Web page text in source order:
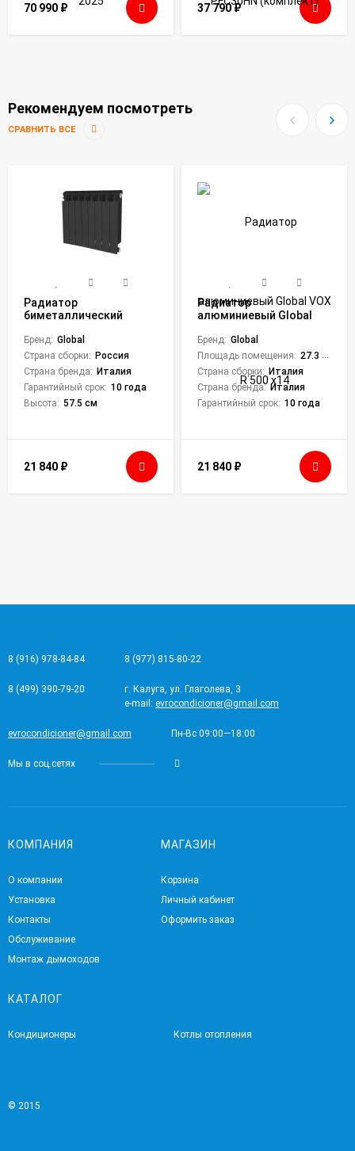
70 990 ₽ 37 790₽
Рекомендуем посмотреть
СРАВНИТЬ ВСЕ
Радиатор
биметаллический
секций) черный
Бренд: Global
Страна сборки: Россия
Страна бренда: Италия
Гарантийный срок: 10 года
Высота: 57.5 см
21 840 ₽
Радиатор
алюминиевый Global
Бренд: Global
Площадь помещения: 27.3 кв. м.
Страна сборки: Италия
Страна бренда: Италия
Гарантийный срок: 10 года
21 840 ₽
8 (916) 978-84-84 8 (977) 815-80-22
8 (499) 390-79-20
г. Калуга, ул. Глаголева, 3
e-mail: evrocondicioner@gmail.com
evrocondicioner@gmail.com Пн-Вс 09:00—18:00
Мы в соц.сетях
КОМПАНИЯ
О компании
Установка
Контакты
Обслуживание
Монтаж дымоходов
МАГАЗИН
Корзина
Личный кабинет
Оформить заказ
КАТАЛОГ
Кондиционеры Котлы отопления
© 2015